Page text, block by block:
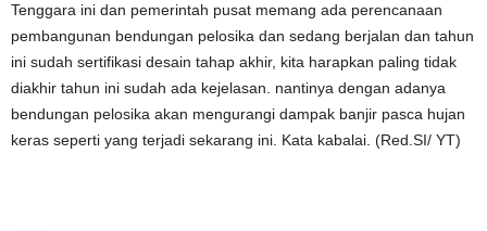
Tenggara ini dan pemerintah pusat memang ada perencanaan
pembangunan bendungan pelosika dan sedang berjalan dan tahun
ini sudah sertifikasi desain tahap akhir, kita harapkan paling tidak
diakhir tahun ini sudah ada kejelasan. nantinya dengan adanya
bendungan pelosika akan mengurangi dampak banjir pasca hujan
keras seperti yang terjadi sekarang ini. Kata kabalai. (Red.SI/ YT)